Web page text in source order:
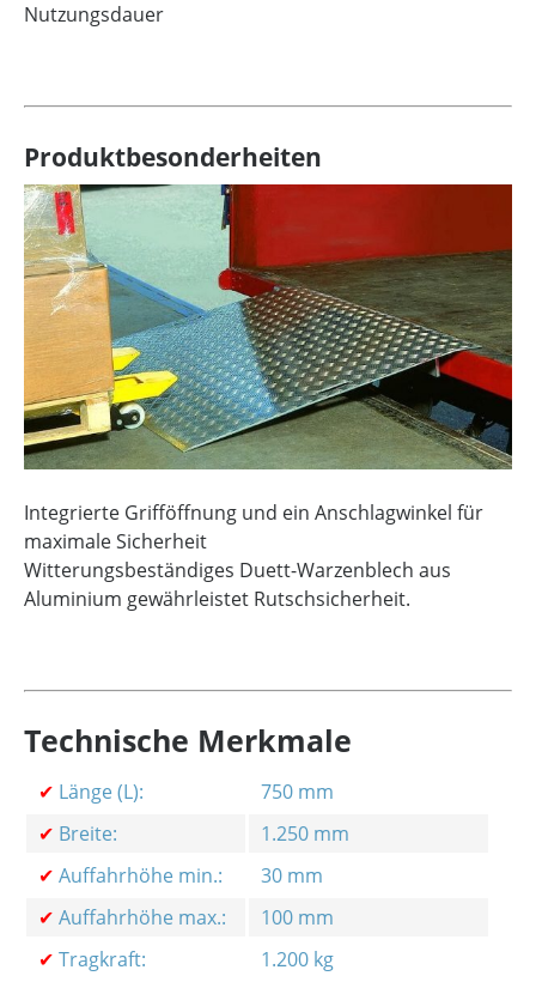
Nutzungsdauer
Produktbesonderheiten
Integrierte Grifföffnung und ein Anschlagwinkel für
maximale Sicherheit
Witterungsbeständiges Duett-Warzenblech aus
Aluminium gewährleistet Rutschsicherheit.
Technische Merkmale
✔ Länge (L):
750 mm
✔ Breite:
1.250 mm
✔ Auffahrhöhe min.:
30 mm
✔ Auffahrhöhe max.:
100 mm
✔ Tragkraft: 1.200 kg